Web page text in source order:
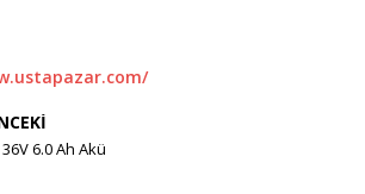
6.0 Ah Akü